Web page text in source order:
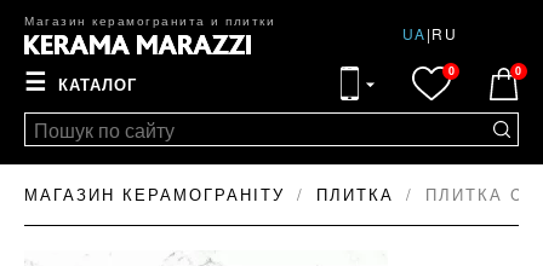
Магазин керамогранита и плитки
UA|RU
☰ КАТАЛОГ
0 0
МАГАЗИН КЕРАМОГРАНІТУ ПЛИТКА ПЛИТКА